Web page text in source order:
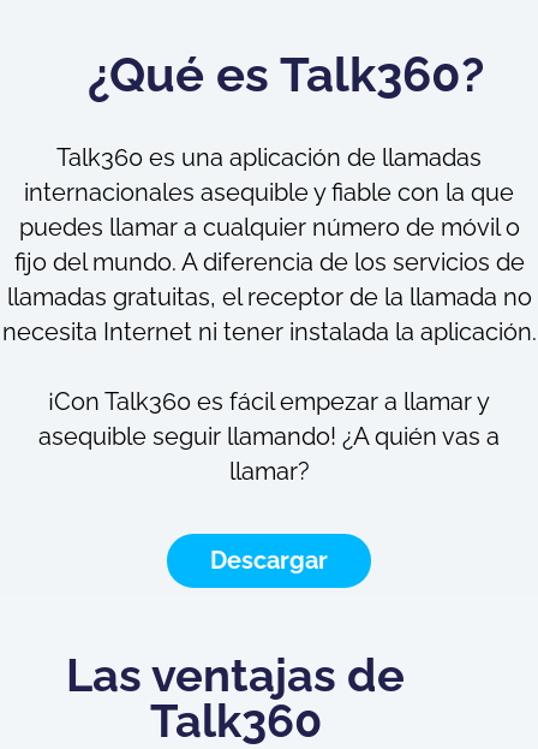
¿Qué es Talk360?
Talk360 es una aplicación de llamadas
internacionales asequible y fiable con la que
puedes llamar a cualquier número de móvil o
fijo del mundo. A diferencia de los servicios de
llamadas gratuitas, el receptor de la llamada no
necesita Internet ni tener instalada la aplicación.
¡Con Talk360 es fácil empezar a llamar y
asequible seguir llamando! ¿A quién vas a
llamar?
Descargar
Las ventajas de
Talk360